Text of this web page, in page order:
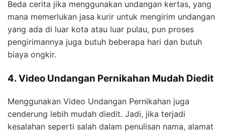
Beda cerita jika menggunakan undangan kertas, yang
mana memerlukan jasa kurir untuk mengirim undangan
yang ada di luar kota atau luar pulau, pun proses
pengirimannya juga butuh beberapa hari dan butuh
biaya ongkir.
4. Video Undangan Pernikahan Mudah Diedit
Menggunakan Video Undangan Pernikahan juga
cenderung lebih mudah diedit. Jadi, jika terjadi
kesalahan seperti salah dalam penulisan nama, alamat